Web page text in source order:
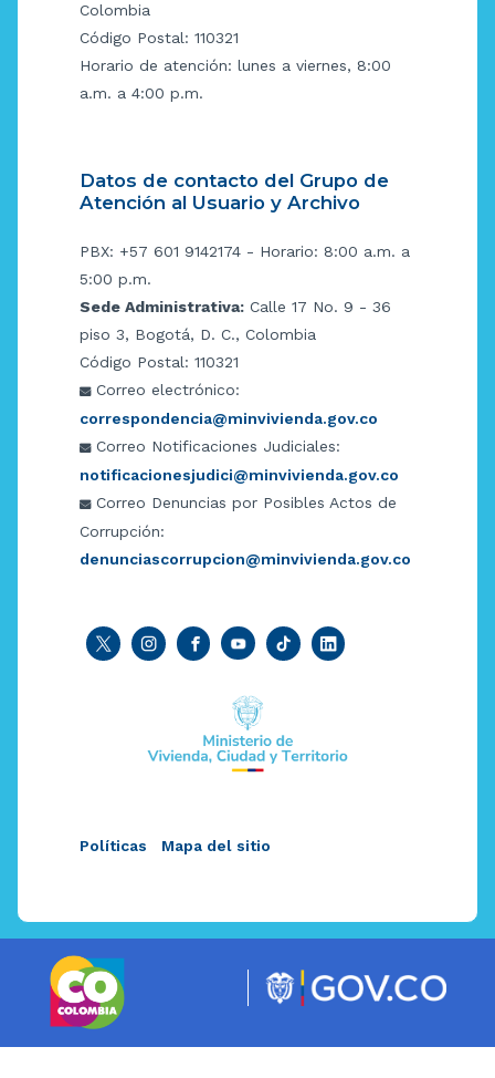
Colombia
Código Postal: 110321
Horario de atención: lunes a viernes, 8:00
a.m. a 4:00 p.m.
Datos de contacto del Grupo de
Atención al Usuario y Archivo
PBX: +57 601 9142174 - Horario: 8:00 a.m. a
5:00 p.m.
Sede Administrativa: Calle 17 No. 9 - 36
piso 3, Bogotá, D. C., Colombia
Código Postal: 110321
Correo electrónico:
correspondencia@minvivienda.gov.co
Correo Notificaciones Judiciales:
notificacionesjudici@minvivienda.gov.co
Correo Denuncias por Posibles Actos de
Corrupción:
denunciascorrupcion@minvivienda.gov.co
Políticas Mapa del sitio